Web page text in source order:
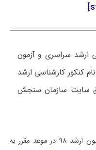
ارشد سراسری و آزمون
کنکور کارشناسی ارشد
سایت سازمان سنجش
مقرر به